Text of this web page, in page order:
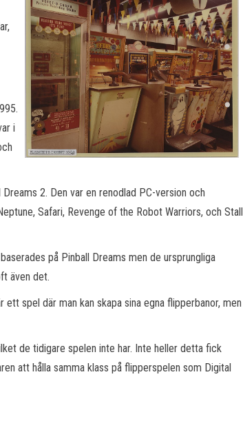
i
2. Den var en renodlad PC-version och
Safari, Revenge of the Robot Warriors, och Stall
på Pinball Dreams men de ursprungliga
även det.
spel där man kan skapa sina egna flipperbanor, men
de tidigare spelen inte har. Inte heller detta fick
att hålla samma klass på flipperspelen som Digital